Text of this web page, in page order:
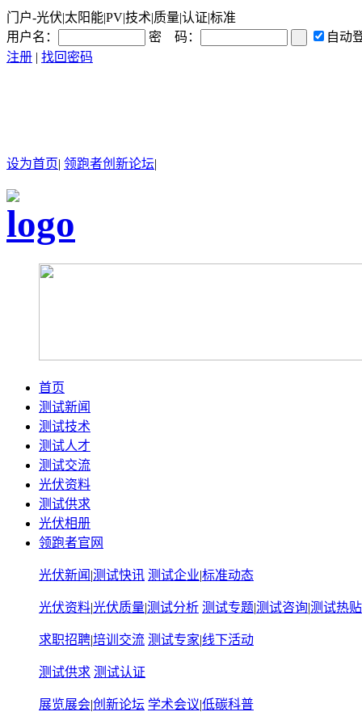
门户-光伏|太阳能|PV|技术|质量|认证|标准
用户名：
密 码：
自动
注册 | 找回密码
设为首页| 领跑者创新论坛|
首页
测试新闻
测试技术
测试人才
测试交流
光伏资料
测试供求
光伏相册
领跑者官网
光伏新闻 |测试快讯 测试企业|标准动态
光伏资料|光伏质量|测试分析 测试专题|测试咨询|测试热贴
求职招聘|培训交流 测试专家|线下活动
测试供求 测试认证
展览展会|创新论坛 学术会议|低碳科普